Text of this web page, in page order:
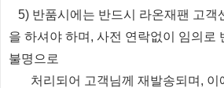
5) 반품시에는 반드시 라온재팬 고객
을 하셔야 하며, 사전 연락없이 임의로
불명으로
처리되 어 고객님께 재발송되며, 이